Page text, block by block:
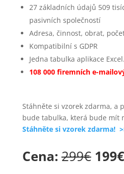
27 základních údajů 509
pasivních společností
Adresa, činnost, obrat,
Kompatibilní s GDPR
Jedna tabulka aplikace Excel.
108 000 firemních e-
Stáhněte si vzorek zdarma, a
bude tabulka, která bude mít
Stáhněte si vzorek zdarma!
Cena: 299€